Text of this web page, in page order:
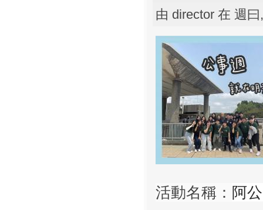
由 director在 週曰
活動名稱： 阿